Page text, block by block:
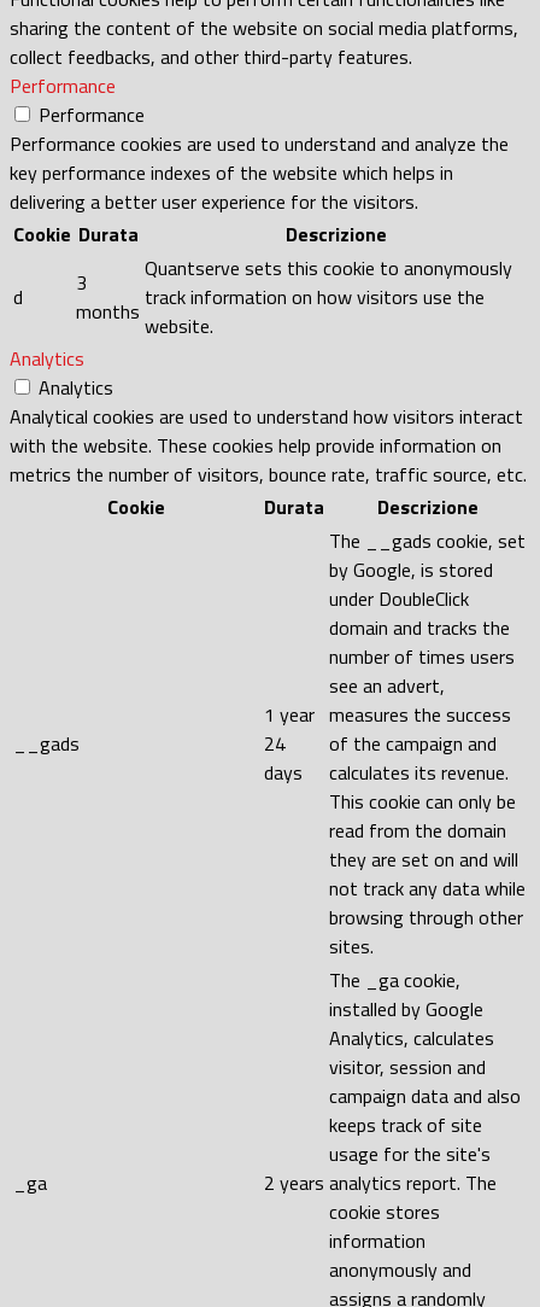
sharing the content of the website on social media platforms,
collect feedbacks, and other third-party features.
Performance
Performance
Performance cookies are used to understand and analyze the
key performance indexes of the website which helps in
delivering a better user experience for the visitors.
Cookie Durata Descrizione
d
3
months
Quantserve sets this cookie to anonymously
track information on how visitors use the
website.
Analytics
Analytics
Analytical cookies are used to understand how visitors interact
with the website. These cookies help provide information on
metrics the number of visitors, bounce rate, traffic source, etc.
Cookie
Durata Descrizione
__gads
1 year
24
days
The __gads cookie, set
by Google, is stored
under DoubleClick
domain and tracks the
number of times users
see an advert,
measures the success
of the campaign and
calculates its revenue.
This cookie can only be
read from the domain
they are set on and will
not track any data while
browsing through other
sites.
_ga 2 years
The _ga cookie,
installed by Google
Analytics, calculates
visitor, session and
campaign data and also
keeps track of site
usage for the site's
analytics report. The
cookie stores
information
anonymously and
assigns a randomly